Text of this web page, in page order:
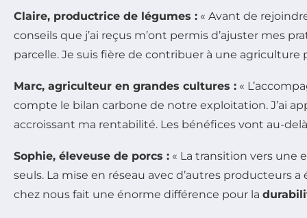
Claire, productrice de légumes : « Avant de
conseils que j’ai reçus m’ont permis d’ajuster mes
parcelle. Je suis fière de contribuer à une agriculture
Marc, agriculteur en grandes cultures : «
compte le bilan carbone de notre exploitation. J’ai
accroissant ma rentabilité. Les bénéfices vont au-
Sophie, éleveuse de porcs : « La transition vers une
seuls. La mise en réseau avec d’autres producteurs
chez nous fait une énorme différence pour la